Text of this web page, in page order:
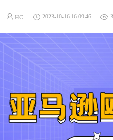
HG 2023-10-16 16:09:46